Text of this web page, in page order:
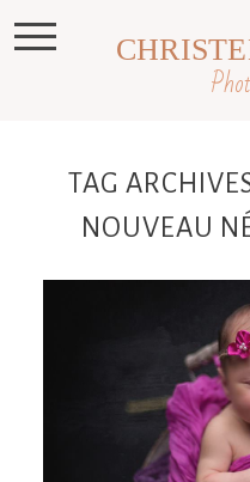
TAG
NOUVEAU
Noémie, 10
studio,